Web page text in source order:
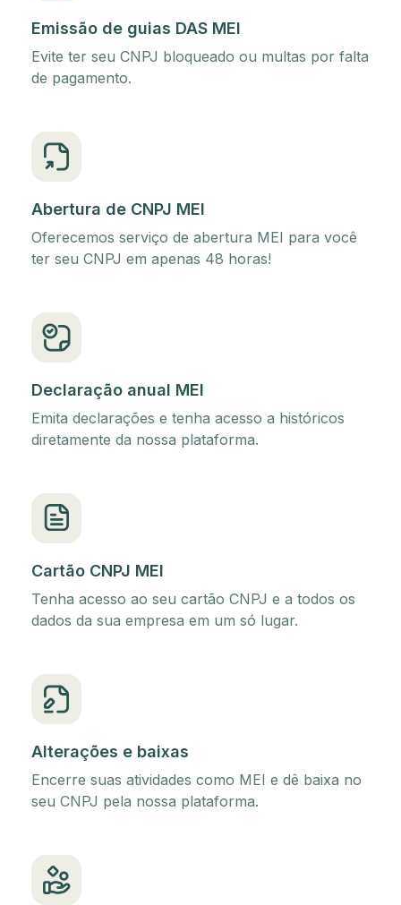
Emissão de guias DAS MEI
Evite ter seu CNPJ bloqueado ou multas por falta
de pagamento.
Abertura de CNPJ MEI
Oferecemos serviço de abertura MEI para você
ter seu CNPJ em apenas 48 horas!
Declaração anual MEI
Emita declarações e tenha acesso a históricos
diretamente da nossa plataforma.
Cartão CNPJ MEI
Tenha acesso ao seu cartão CNPJ e a todos os
dados da sua empresa em um só lugar.
Alterações e baixas
Encerre suas atividades como MEI e dê baixa no
seu CNPJ pela nossa plataforma.